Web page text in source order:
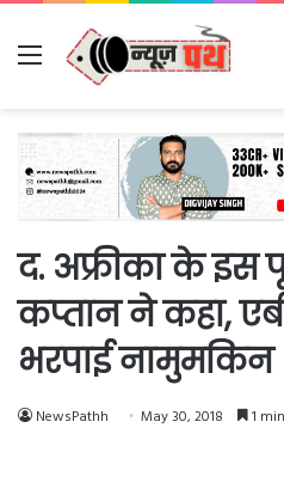
Menu
द. अफ्रीका के इस
कप्तान ने कहा,
भरपाई नामुमकिन
NewsPathh May 30, 2018 1